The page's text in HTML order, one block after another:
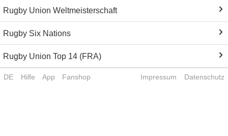
Rugby Union Weltmeisterschaft
Rugby Six Nations
Rugby Union Top 14 (FRA)
DE Hilfe App Fanshop Impressum Datenschutz